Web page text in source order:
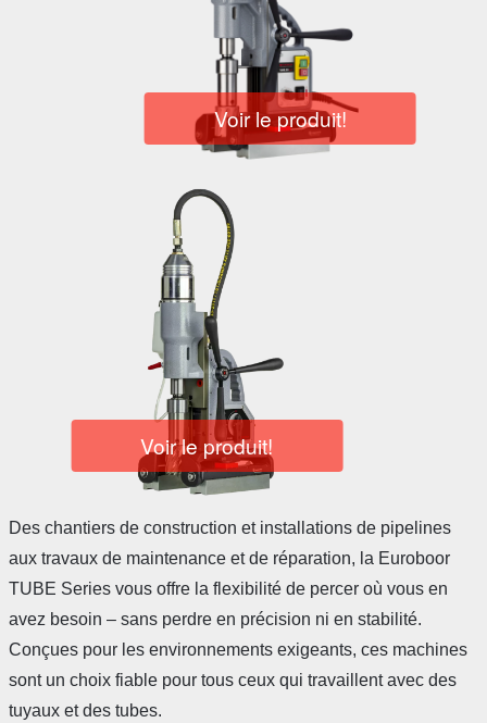
Voir le produit!
Voir le produit!
Des chantiers de construction et installations de pipelines
aux travaux de maintenance et de réparation, la Euroboor
TUBE Series vous offre la flexibilité de percer où vous en
avez besoin – sans perdre en précision ni en stabilité.
Conçues pour les environnements exigeants, ces machines
sont un choix fiable pour tous ceux qui travaillent avec des
tuyaux et des tubes.